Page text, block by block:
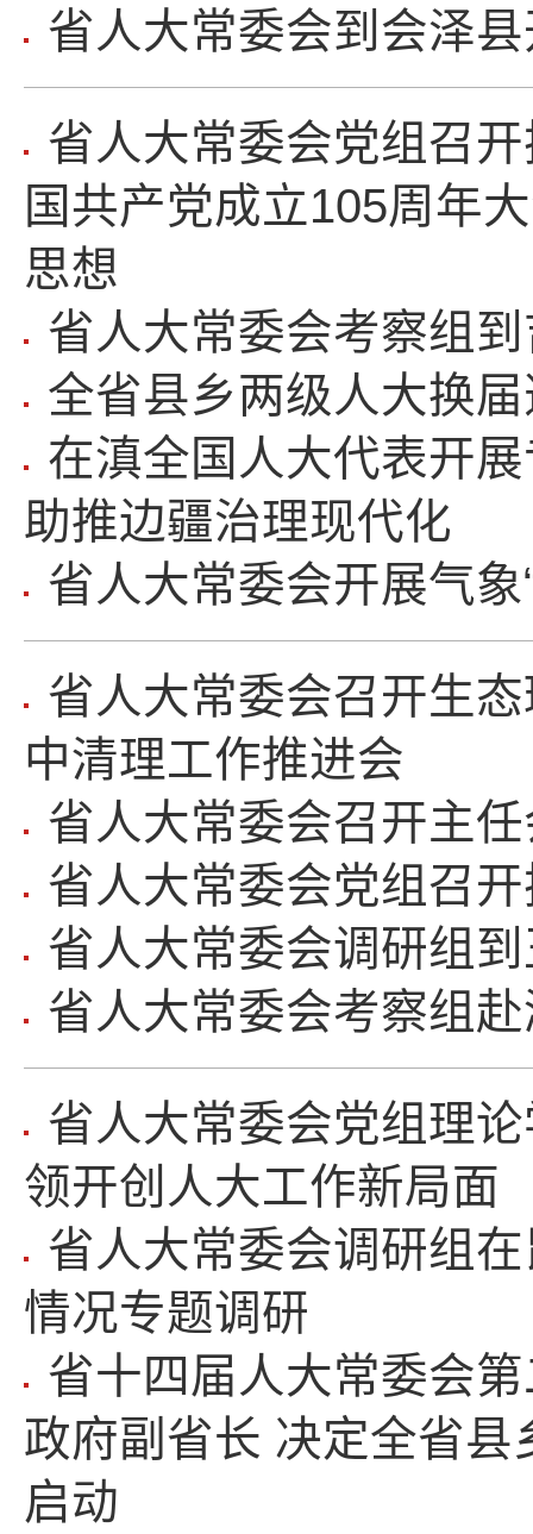
省人大常委会到会泽
省人大常委会党组召
国共产党成立105周年
思想
省人大常委会考察组
全省县乡两级人大换
在滇全国人大代表开
助推边疆治理现代化
省人大常委会开展气
省人大常委会召开生
中清理工作推进会
省人大常委会召开主
省人大常委会党组召
省人大常委会调研组
省人大常委会考察组
省人大常委会党组理
领开创人大工作新局面
省人大常委会调研组
情况专题调研
省十四届人大常委会
政府副省长 决定全省
启动